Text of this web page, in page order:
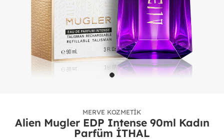
MERVE KOZMETIK
Alien Mugler EDP Intense 90ml Kadın
Parfüm İTHAL